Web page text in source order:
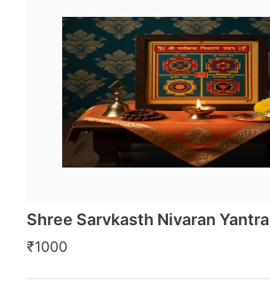
Shree Sarvkasth Nivaran Yantra
₹1000